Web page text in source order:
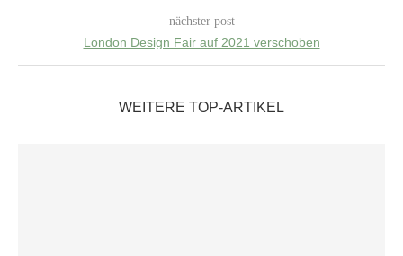
nächster post
London Design Fair auf 2021 verschoben
WEITERE TOP-ARTIKEL